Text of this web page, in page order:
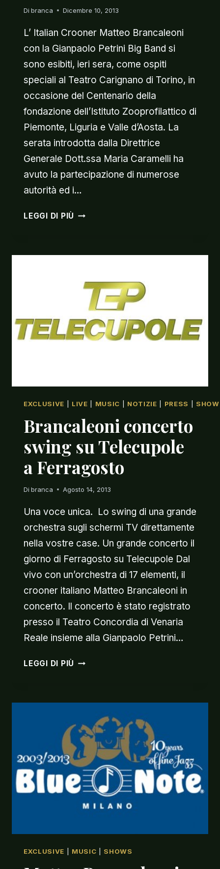
Di branca Dicembre 10, 2013
L’ Italian Crooner Matteo Brancaleoni
con la Gianpaolo Petrini Big Band si
sono esibiti, ieri sera, come ospiti
speciali al Teatro Carignano di Torino, in
occasione del Centenario della
fondazione dell’Istituto Zooprofilattico di
Piemonte, Liguria e Valle d’Aosta. La
serata introdotta dalla Direttrice
Generale Dott.ssa Maria Caramelli ha
avuto la partecipazione di numerose
autorità ed i…
LEGGI DI PIÙ GRANDE
BIG
BAND
DELL’ITALIAN
CROONER
MATTEO
EXCLUSIVE LIVE MUSIC NOTIZIE PRESS
Brancaleoni concerto
swing su Telecupole
a Ferragosto
Di branca Agosto 14, 2013
Una voce unica. Lo swing di una grande
orchestra sugli schermi TV direttamente
nella vostre case. Un grande concerto il
giorno di Ferragosto su Telecupole Dal
vivo con un’orchestra di 17 elementi, il
crooner italiano Matteo Brancaleoni in
concerto. Il concerto è stato registrato
presso il Teatro Concordia di Venaria
Reale insieme alla Gianpaolo Petrini…
LEGGI DI PIÙ BRANCALEONI
A
FERRAGOSTO
EXCLUSIVE MUSIC SHOWS